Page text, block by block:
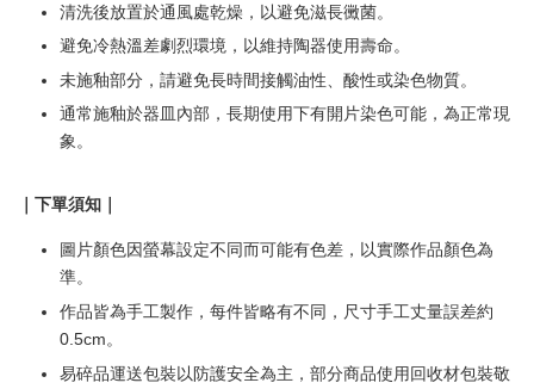
清洗後放置於通風處乾燥，以避免滋長黴菌。
避免冷熱溫差劇烈環境，以維持陶器使用壽命。
未施釉部分，請避免長時間接觸油性、酸性或染色物質。
通常施釉於器皿內部，長期使用下有開片染色可能，為正常現
象。
｜下單須知｜
圖片顏色因螢幕設定不同而可能有色差，以實際作品顏色為
準。
作品皆為手工製作，每件皆略有不同，尺寸手工丈量誤差約
0.5cm。
易碎品運送包裝以防護安全為主，部分商品使用回收材包裝敬